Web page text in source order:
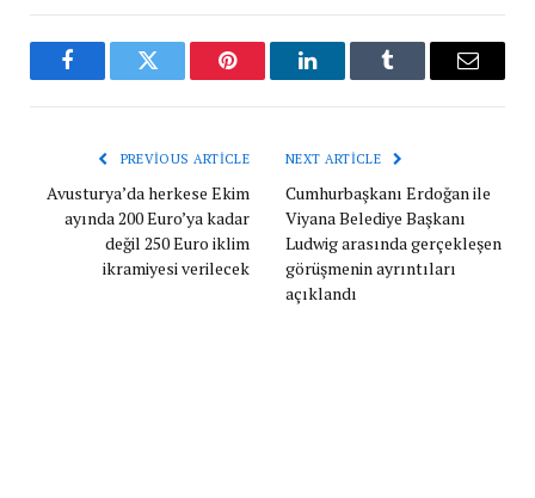
FacebookTwitter Pinterest LinkedInTumblr Email
PREVIOUS ARTICLE
Avusturya’da herkese Ekim
ayında 200 Euro’ya kadar
değil 250 Euro iklim
ikramiyesi verilecek
NEXT ARTICLE
Cumhurbaşkanı Erdoğan ile
Viyana Belediye Başkanı
Ludwig arasında gerçekleşen
görüşmenin ayrıntıları
açıklandı